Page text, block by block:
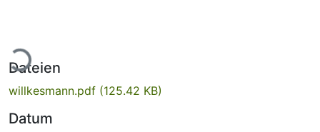
Dateien
willkesmann.pdf (125.42 KB)
Datum